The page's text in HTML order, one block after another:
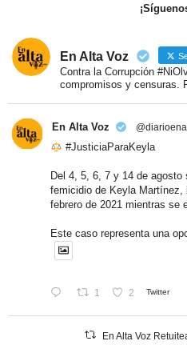
En Alta Voz
Contra la Corrupción
compromisos y censuras.
En Alta Voz
#JusticiaParaKeyla
Del 4, 5, 6, 7 y 14 de agosto
femicidio de Keyla Martínez,
febrero de 2021 mientras se
Este caso representa una
1 2 Twitter
En Alta Voz